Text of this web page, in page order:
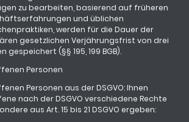
zu bearbeiten, basierend auf früheren
und üblichen
werden für die Dauer der
gesetzlichen Verjährungsfrist von drei
gespeichert (§§ 195, 199 BGB).
Personen
Personen aus der DSGVO: Ihnen
nach der DSGVO verschiedene Rechte
aus Art. 15 bis 21 DSGVO ergeben: